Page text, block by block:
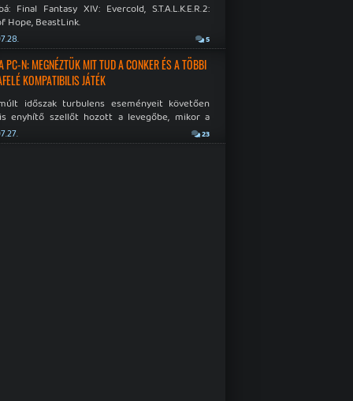
Final Fantasy XIV: Evercold, S.T.A.L.K.E.R.2:
Hope, BeastLink.
5
PC-N: MEGNÉZTÜK MIT TUD A CONKER ÉS A TÖBBI
KOMPATIBILIS JÁTÉK
időszak turbulens eseményeit követően
enyhítő szellőt hozott a levegőbe, mikor a
bejelentette, hogy PC-re is kiterjesztik az
visszafelé kompatibilitást. Lássuk,
23